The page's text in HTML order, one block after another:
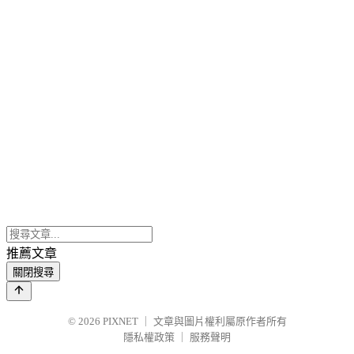
推薦文章
關閉搜尋
© 2026 PIXNET
文章與圖片權利屬原作者所有
隱私權政策
服務聲明